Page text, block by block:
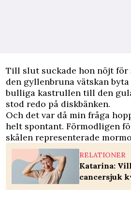
Till slut suckade hon nöjt för
den gyllenbruna vätskan
bulliga kastrullen till den
stod redo på diskbänken.
Och det var då min fråga
helt spontant. Förmodligen
skålen representerade
RELATIONER
Katarina:
cancersjuk